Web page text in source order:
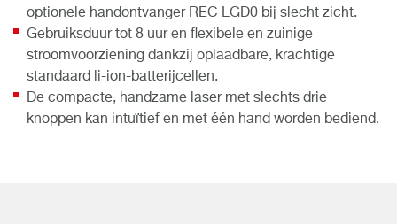
optionele handontvanger REC LGD0 bij slecht zicht.
Gebruiksduur tot 8 uur en flexibele en zuinige
stroomvoorziening dankzij oplaadbare, krachtige
standaard li-ion-batterijcellen.
De compacte, handzame laser met slechts drie
knoppen kan intuïtief en met één hand worden bediend.